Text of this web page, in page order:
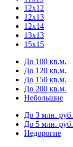
12х12
12х13
12х14
13х13
15х15
До 100 кв.м.
До 120 кв.м.
До 150 кв.м.
До 200 кв.м.
Небольшие
До 3 млн. руб.
До 5 млн. руб.
Недорогие